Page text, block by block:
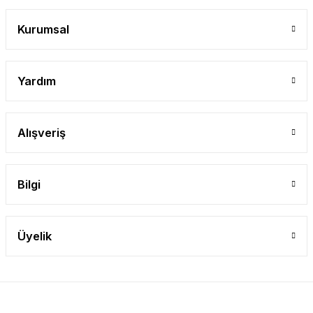
Kurumsal
Yardım
Alışveriş
Bilgi
Üyelik